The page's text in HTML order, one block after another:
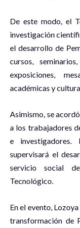
De este modo, el
investigación
el desarrollo de
cursos,
exposiciones,
académicas y
Asimismo, se
a los trabajadores
e
supervisará el
servicio social
Tecnológico.
En el evento,
transformación de